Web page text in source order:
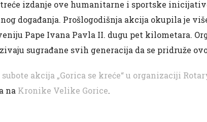
izdanje ove humanitarne i sportske
događanja. Prošlogodišnja akcija okupila je
Pape Ivana Pavla II. dugu pet kilometara.
sugrađane svih generacija da se pridruže
subote akcija „Gorica se kreće“ u organizaciji
na Kronike Velike Gorice.